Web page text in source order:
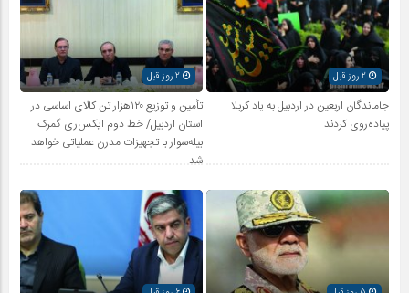
2 روز قبل
جاماندگان اربعین در اردبیل به یاد کربلا
پیاده‌روی کردند
تأمین و توزیع ۱۲۰هزار تن کالای اساسی در
استان اردبیل/ خط دوم ایکس‌ری گمرک
بیله‌سوار با تجهیزات مدرن عملیاتی خواهد
شد